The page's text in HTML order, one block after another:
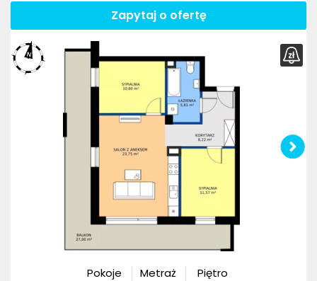
Zapytaj o ofertę
Pokoje
Metraż
Piętro